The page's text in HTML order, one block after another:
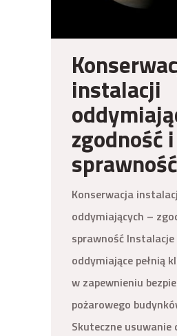
instalacji
zgodność i
sprawność
Konserwacja
oddymiających –
sprawność Instalacje
oddymiające pełnią
w zapewnieniu
pożarowego
Skuteczne